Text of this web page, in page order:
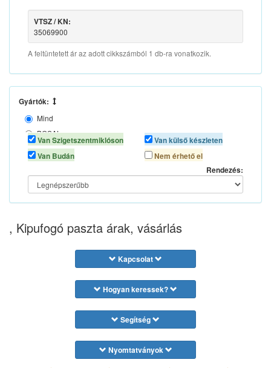
VTSZ / KN:
35069900
A feltüntetett ár az adott cikkszámból 1 db-ra vonatkozik.
Gyártók:
Mind
BOSAL
MOTIP
WALKER
Van Szigetszentmiklóson
Van Budán
Van külső készleten
Nem érhető el
Rendezés:
, Kipufogó paszta árak, vásárlás
Kapcsolat
Hogyan keressek?
Segítség
Nyomtatványok